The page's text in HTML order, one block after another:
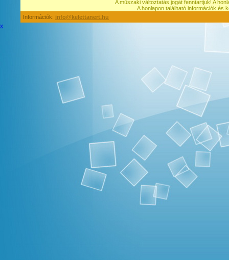
A műszaki változtatás jogát fenntartjuk! A
A honlapon található információk és
Információk: info@kelettanert.hu
x